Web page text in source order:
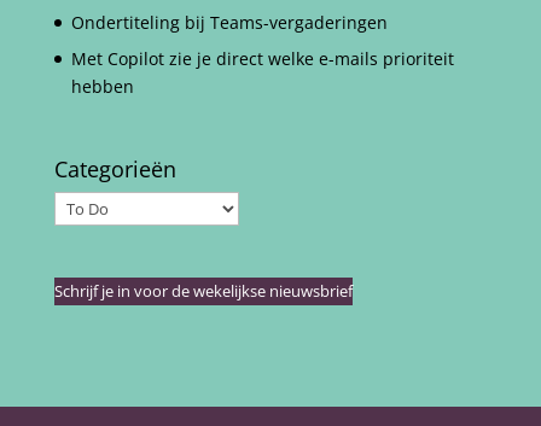
Ondertiteling bij Teams-vergaderingen
Met Copilot zie je direct welke e-mails prioriteit
hebben
Categorieën
Categorieën
Schrijf je in voor de wekelijkse nieuwsbrief